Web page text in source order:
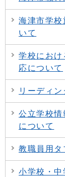
海津市学
いて
学校にお
応について
リーディ
公立学校
について
教職員用タ
小学校・中